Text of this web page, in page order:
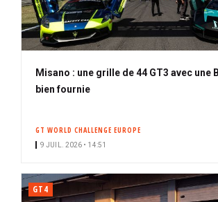
Misano : une grille de 44 GT3 avec une
bien fournie
GT WORLD CHALLENGE EUROPE
9 JUIL. 2026 • 14:51
GT4